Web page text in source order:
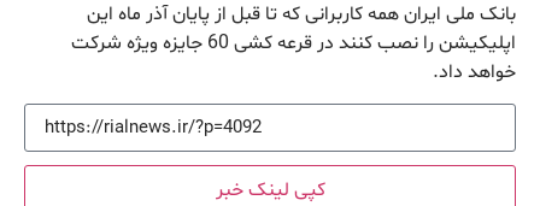
بانک ملی ایران همه کاربرانی که تا قبل از پایان آذر ماه این
اپلیکیشن را نصب کنند در قرعه کشی 60 جایزه ویژه شرکت
خواهد داد.
کپی لینک خبر